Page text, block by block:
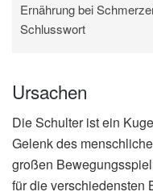
Ernährung bei
Schlusswort
Ursachen
Die Schulter ist ein
Gelenk des
großen
für die verschiedensten